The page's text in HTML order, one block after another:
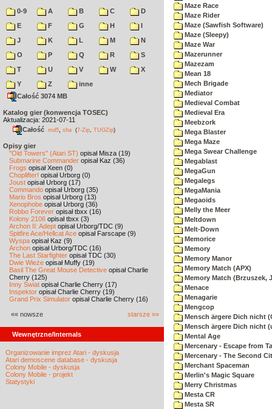
0-9 A B C
D
E
F G H
I
J
K L M
N
O
P Q R
S
T
U V W
X
Y
Z
inne
Całość 3074 MB
Katalog gier (konwencja TOSEC)
Aktualizacja: 2021-07-11
Całość md5 sha (7-Zip TUGZip)
Opisy gier
"Old Towers" (Atari ST) opisał Misza (19)
Submarine Commander opisał Kaz (36)
Frogs opisał Xeen (0)
Choplifter! opisał Urborg (0)
Joust opisał Urborg (17)
Commando opisał Urborg (35)
Mario Bros opisał Urborg (13)
Xenophobe opisał Urborg (36)
Robbo Forever opisał tbxx (16)
Kolony 2106 opisał tbxx (3)
Archon II: Adept opisał Urborg/TDC (9)
Spitfire Ace/Hellcat Ace opisał Farscape (9)
Wyspa opisał Kaz (9)
Archon opisał Urborg/TDC (16)
The Last Starfighter opisał TDC (30)
Dwie Wieże opisał Muffy (19)
Basil The Great Mouse Detective opisał Charlie
Cherry (125)
Inny Świat opisał Charlie Cherry (17)
Inspektor opisał Charlie Cherry (19)
Grand Prix Simulator opisał Charlie Cherry (16)
«« nowsze starsze »»
Wewnętrzne/Internals
Organizowanie imprez Atari - dyskusja
Atari demoscene database - dyskusja
Colony Mobile - dyskusja
Colony Mobile - projekt
Statystyki
Maze Race
Maze Rider
Maze (Sawfish Software)
Maze (Sleepy)
Maze War
Mazerunner
Mazezam
Mean 18
Mech Brigade
Mediator
Medieval Combat
Medieval Era
Meebzork
Mega Blaster
Mega Maze
Mega Swear Challenge
Megablast
MegaGun
Megalegs
MegaMania
Megaoids
Melly the Meer
Meltdown
Melt-Down
Memorice
Memory
Memory Manor
Memory Match (APX)
Memory Match (Brzuszek,
Menace
Menagarie
Mengcop
Mensch ärgere Dich nicht
Mensch ärgere Dich nicht
Mental Age
Mercenary - Escape from
Mercenary - The Second
Merchant Spaceman
Merlin's Magic Square
Merry Christmas
Mesta CR
Mesta SR